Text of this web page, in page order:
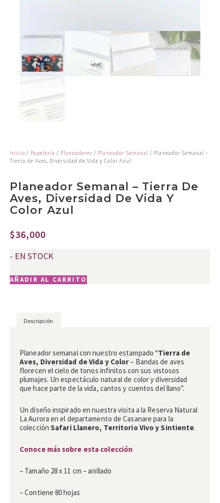
Inicio / Papelería / Planeadores / Planeador Semanal
/ Planeador Semanal –
Tierra de Aves, Diversidad de Vida y Color Azul
Planeador Semanal – Tierra De
Aves, Diversidad De Vida Y
Color Azul
$36,000
- EN STOCK
AÑADIR AL CARRITO
Descripción
Planeador semanal con nuestro estampado “Tierra de
Aves, Diversidad de Vida y Color– Bandas de aves
florecen el cielo de tonos infinitos con sus vistosos
plumajes. Un espectáculo natural de color y diversidad
que hace parte de la vida, cantos y cuentos del llano”.
Un diseño inspirado en nuestra visita a la Reserva Natural
La Aurora en el departamento de Casanare para la
colección Safari Llanero, Territorio Vivo y Sintiente.
Conoce más sobre esta colección
– Tamaño 28 x 11 cm – anillado
– Contiene 80 hojas